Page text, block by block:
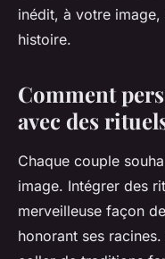
inédit, à votre
histoire.
Comment
avec des
Chaque couple
image. Intégrer des
merveilleuse façon
honorant ses